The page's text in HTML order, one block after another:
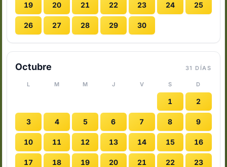
19 20 21 22 23 24 25
26 27 28 29 30
Octubre 31 DÍAS
L M M J V S D
1 2
3 4 5 6 7 8 9
10 11 12 13 14 15 16
17 18 19 20 21 22 23